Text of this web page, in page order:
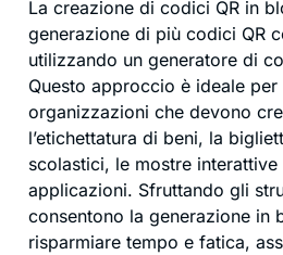
La creazione di codici QR in
generazione di più codici QR
utilizzando un generatore di
Questo approccio è ideale
organizzazioni che devono
l’etichettatura di beni, la
scolastici, le mostre interattive
applicazioni. Sfruttando gli
consentono la generazione in
risparmiare tempo e fatica,